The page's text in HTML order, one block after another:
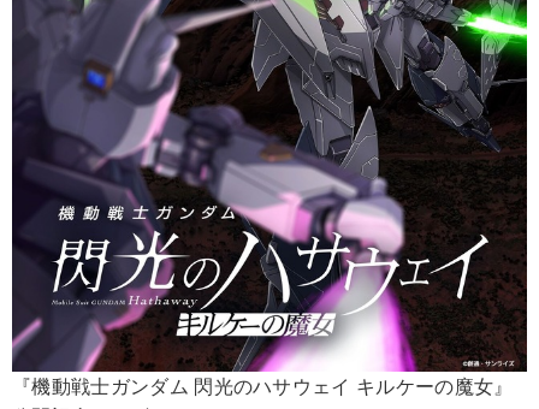
『機動戦士ガンダム 閃光のハサウェイ キルケーの魔女』